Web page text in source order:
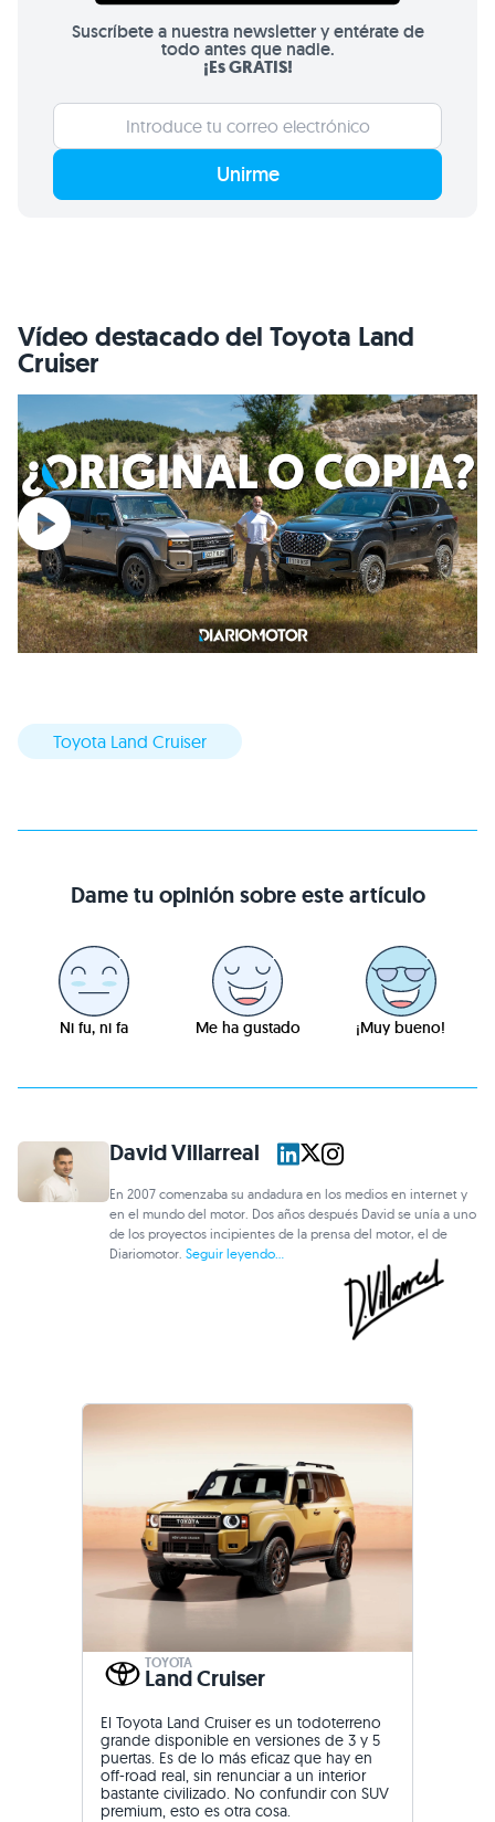
Suscríbete a nuestra newsletter y entérate de
todo antes que nadie.
¡Es GRATIS!
Unirme
Vídeo destacado del Toyota Land
Cruiser
Toyota Land Cruiser
Dame tu opinión sobre este artículo
Ni fu, ni fa Me ha gustado ¡Muy bueno!
David Villarreal
En 2007 comenzaba su andadura en los medios en internet y
en el mundo del motor. Dos años después David se unía a uno
de los proyectos incipientes de la prensa del motor, el de
Diariomotor.Seguir leyendo...
TOYOTA
Land Cruiser
El Toyota Land Cruiser es un todoterreno
grande disponible en versiones de 3 y 5
puertas. Es de lo más eficaz que hay en
off-road real, sin renunciar a un interior
bastante civilizado. No confundir con SUV
premium, esto es otra cosa.